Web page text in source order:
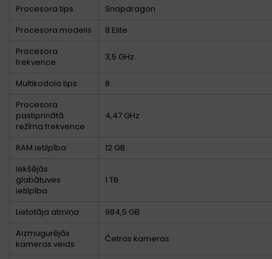
Procesora tips
Snapdragon
Procesora modelis
8 Elite
Procesora
frekvence
3,5 GHz
Multikodola tips
8
Procesora
pastiprinātā
režīma frekvence
4,47 GHz
RAM ietilpība
12 GB
Iekšējās
glabātuves
ietilpība
1 TB
Lietotāja atmiņa
984,5 GB
Aizmugurējās
kameras veids
Četras kameras